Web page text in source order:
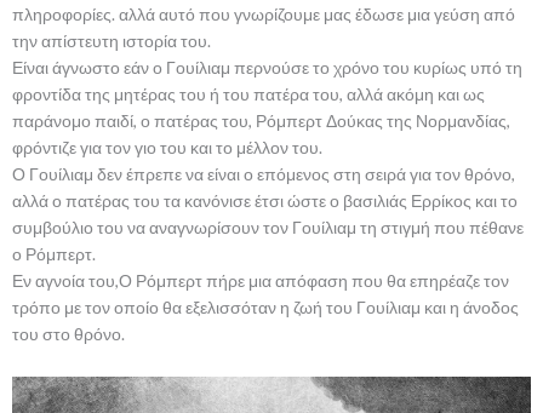
πληροφορίες. αλλά αυτό που γνωρίζουμε μας έδωσε μια γεύση από
την απίστευτη ιστορία του.
Είναι άγνωστο εάν ο Γουίλιαμ περνούσε το χρόνο του κυρίως υπό τη
φροντίδα της μητέρας του ή του πατέρα του, αλλά ακόμη και ως
παράνομο παιδί, ο πατέρας του, Ρόμπερτ Δούκας της Νορμανδίας,
φρόντιζε για τον γιο του και το μέλλον του.
Ο Γουίλιαμ δεν έπρεπε να είναι ο επόμενος στη σειρά για τον θρόνο,
αλλά ο πατέρας του τα κανόνισε έτσι ώστε ο βασιλιάς Ερρίκος και το
συμβούλιο του να αναγνωρίσουν τον Γουίλιαμ τη στιγμή που πέθανε
ο Ρόμπερτ.
Εν αγνοία του,Ο Ρόμπερτ πήρε μια απόφαση που θα επηρέαζε τον
τρόπο με τον οποίο θα εξελισσόταν η ζωή του Γουίλιαμ και η άνοδος
του στο θρόνο.